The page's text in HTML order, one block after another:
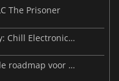
The Prisoner
Herleef de jaren 2000 met ReStory: Chill Electronics Repairs
MARVEL Tōkon gaat van start en de roadmap voor jaar 1 is bekendgemaakt